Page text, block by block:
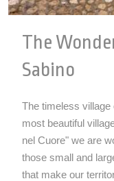
The
Sabino
The timeless village
most beautiful
nel Cuore" we are
those small and
that make our